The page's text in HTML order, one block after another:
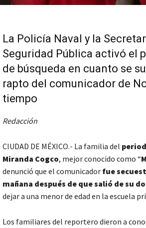
La Policía Naval y la
Seguridad Pública activó el
de búsqueda en cuanto se
rapto del comunicador de
tiempo
Redacción
CIUDAD DE MÉXICO.- La familia del
Miranda Cogco, mejor conocido como “
denunció que el comunicador fue
mañana después de que salió de su
dejar a una menor de edad en la escuela
Los familiares del reportero dieron a